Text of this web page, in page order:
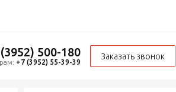
500-180
+7 (3952) 55-39-39
Заказать звонок